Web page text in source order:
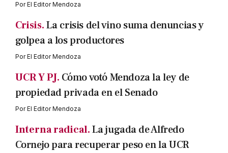
PorEl Editor Mendoza
Crisis.La crisis del vino suma denuncias y
golpea a los productores
PorEl Editor Mendoza
UCR Y PJ. Cómo votó Mendoza la ley de
propiedad privada en el Senado
PorEl Editor Mendoza
Interna radical.La jugada de Alfredo
Cornejo para recuperar peso en la UCR